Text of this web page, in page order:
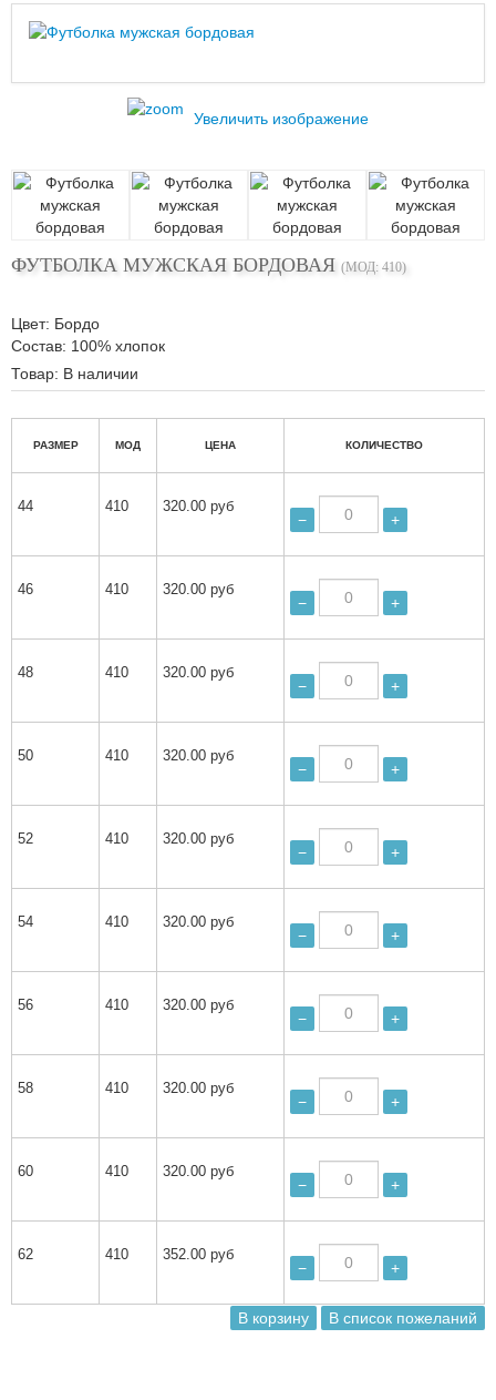
Увеличить изображение
ФУТБОЛКА МУЖСКАЯ БОРДОВАЯ (МОД: 410)
Цвет: Бордо
Состав: 100% хлопок
Товар: В наличии
РАЗМЕР МОД ЦЕНА КОЛИЧЕСТВО
44 410 320.00 руб
− +
46 410 320.00 руб
− +
48 410 320.00 руб
− +
50 410 320.00 руб
− +
52 410 320.00 руб
− +
54 410 320.00 руб
− +
56 410 320.00 руб
− +
58 410 320.00 руб
− +
60 410 320.00 руб
− +
62 410 352.00 руб
− +